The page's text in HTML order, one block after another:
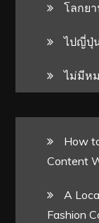
โลกย
ไปญี่ปุ่
ไม่มีห
How
Content
A
Fashion